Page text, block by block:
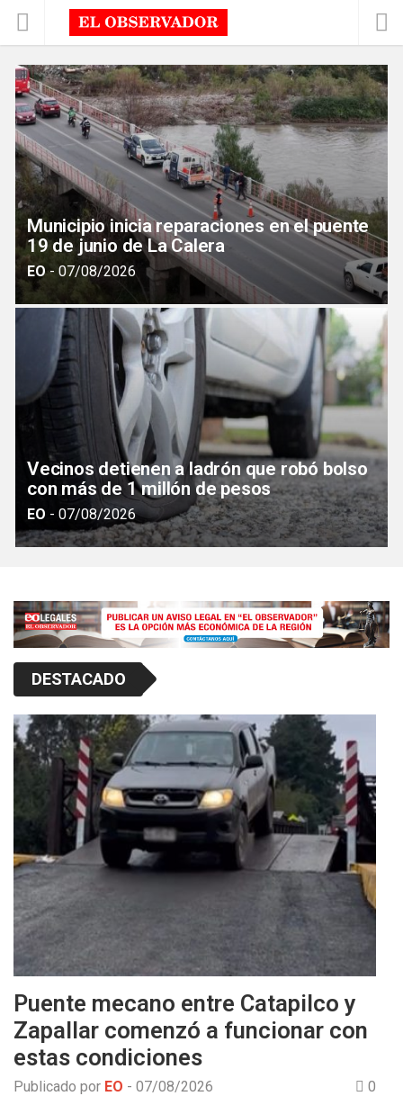
Municipio inicia reparaciones en el puente
19 de junio de La Calera
EO - 07/08/2026
Vecinos detienen a ladrón que robó bolso
con más de 1 millón de pesos
EO - 07/08/2026
DESTACADO
Puente mecano entre Catapilco y
Zapallar comenzó a funcionar con
estas condiciones
Publicado por EO - 07/08/2026 0